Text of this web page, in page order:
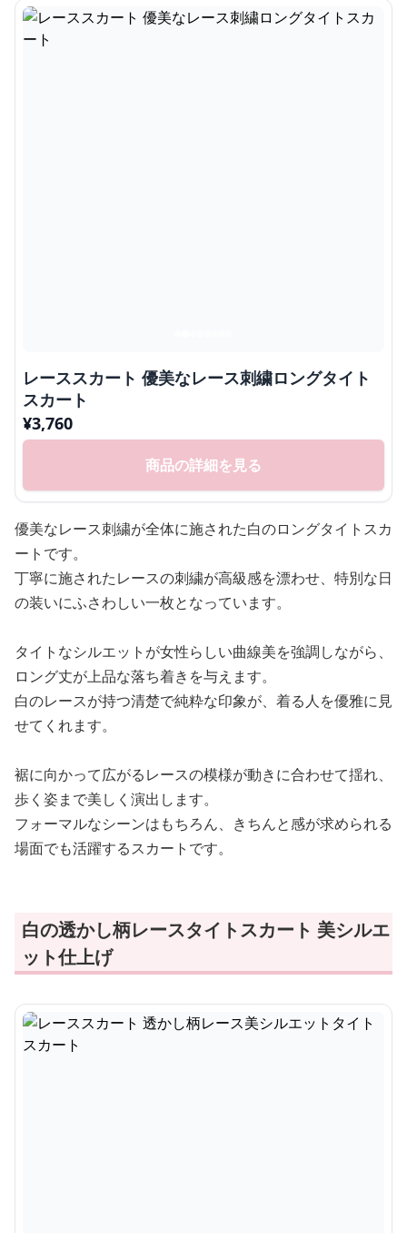
レーススカート 優美なレース刺繍ロングタイト
スカート
¥3,760
商品の詳細を見る
優美なレース刺繍が全体に施された白のロングタイトスカ
ートです。
丁寧に施されたレースの刺繍が高級感を漂わせ、特別な日
の装いにふさわしい一枚となっています。
タイトなシルエットが女性らしい曲線美を強調しながら、
ロング丈が上品な落ち着きを与えます。
白のレースが持つ清楚で純粋な印象が、着る人を優雅に見
せてくれます。
裾に向かって広がるレースの模様が動きに合わせて揺れ、
歩く姿まで美しく演出します。
フォーマルなシーンはもちろん、きちんと感が求められる
場面でも活躍するスカートです。
白の透かし柄レースタイトスカート 美シルエ
ット仕上げ